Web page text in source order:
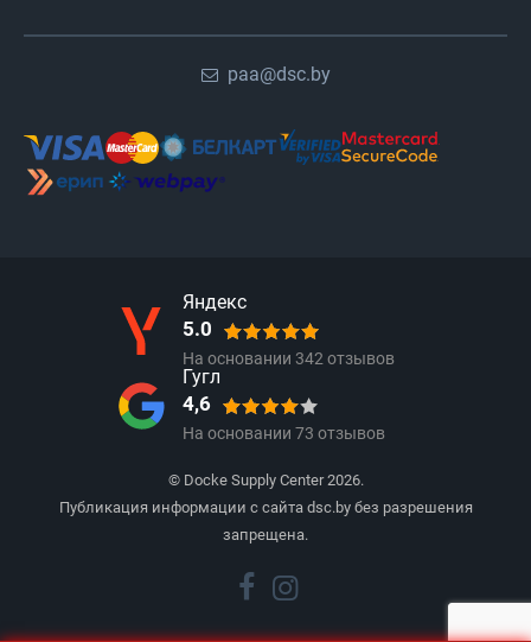
paa@dsc.by
Яндекс
5.0
На основании 342 отзывов
Гугл
4,6
На основании 73 отзывов
© Docke Supply Center 2026.
Публикация информации с сайта dsc.by без разрешения
запрещена.